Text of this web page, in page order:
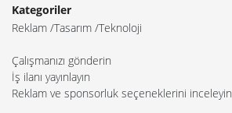
Kategoriler
Reklam Tasarım Teknoloji
Çalışmanızı gönderin
İş ilanı yayınlayın
Reklam ve sponsorluk seçeneklerini inceleyin